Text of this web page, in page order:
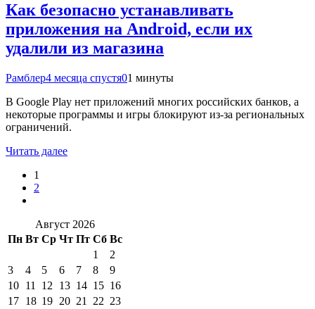
Как безопасно устанавливать
приложения на Android, если их
удалили из магазина
Рамблер4 месяца спустя01 минуты
В Google Play нет приложений многих российских банков, а
некоторые программы и игры блокируют из-за региональных
ограничений.
Читать далее
1
2
Август 2026
Пн Вт Ср Чт Пт Сб Вс
1
2
3
4 5 6 7 8
9
10 11 12 13 14 15 16
17 18 19 20 21 22 23